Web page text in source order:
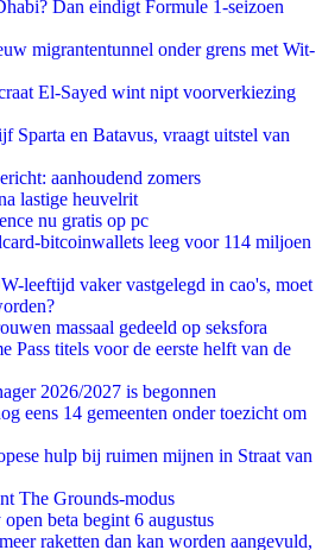
Dan eindigt Formule 1-seizoen
migrantentunnel onder grens met Wit-
El-Sayed wint nipt voorverkiezing
Sparta en Batavus, vraagt uitstel van
aanhoudend zomers
lastige heuvelrit
nu gratis op pc
bitcoinwallets leeg voor 114 miljoen
leeftijd vaker vastgelegd in cao's, moet
massaal gedeeld op seksfora
titels voor de eerste helft van de
2026/2027 is begonnen
eens 14 gemeenten onder toezicht om
hulp bij ruimen mijnen in Straat van
The Grounds-modus
beta begint 6 augustus
raketten dan kan worden aangevuld,